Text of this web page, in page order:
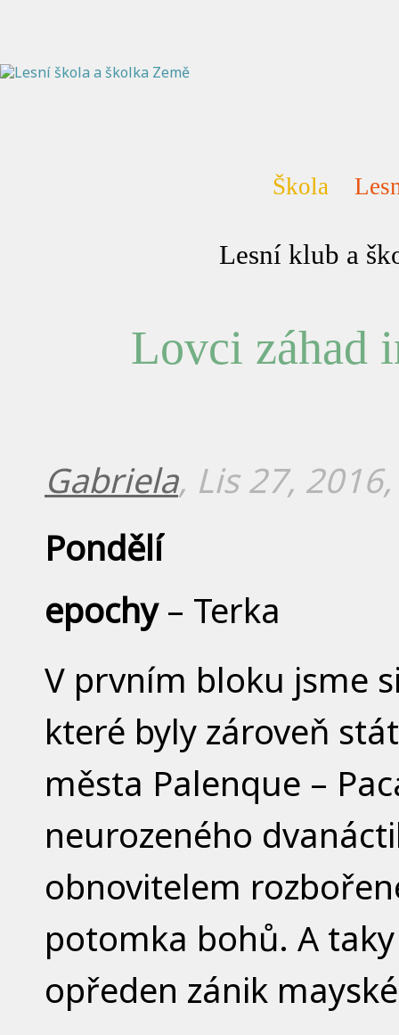
Škola
Lesní klub a
Lovci záhad
Gabriela, Lis 27,
Pondělí
epochy– Terka
V prvním bloku jsme
které byly zároveň
města Palenque –
neurozeného
obnovitelem
potomka bohů. A
opředen zánik